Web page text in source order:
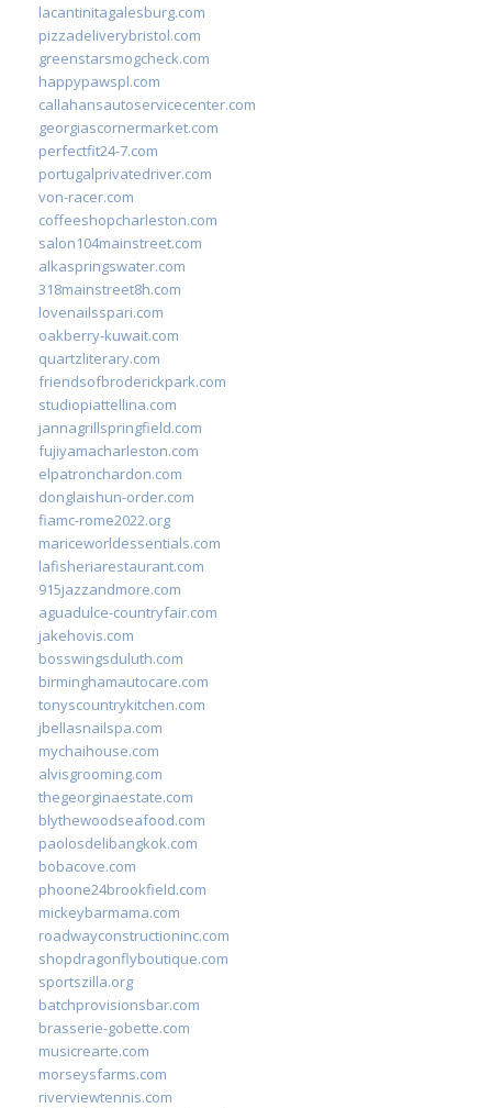
lacantinitagalesburg.com
pizzadeliverybristol.com
greenstarsmogcheck.com
happypawspl.com
callahansautoservicecenter.com
georgiascornermarket.com
perfectfit24-7.com
portugalprivatedriver.com
von-racer.com
coffeeshopcharleston.com
salon104mainstreet.com
alkaspringswater.com
318mainstreet8h.com
lovenailsspari.com
oakberry-kuwait.com
quartzliterary.com
friendsofbroderickpark.com
studiopiattellina.com
jannagrillspringfield.com
fujiyamacharleston.com
elpatronchardon.com
donglaishun-order.com
fiamc-rome2022.org
mariceworldessentials.com
lafisheriarestaurant.com
915jazzandmore.com
aguadulce-countryfair.com
jakehovis.com
bosswingsduluth.com
birminghamautocare.com
tonyscountrykitchen.com
jbellasnailspa.com
mychaihouse.com
alvisgrooming.com
thegeorginaestate.com
blythewoodseafood.com
paolosdelibangkok.com
bobacove.com
phoone24brookfield.com
mickeybarmama.com
roadwayconstructioninc.com
shopdragonflyboutique.com
sportszilla.org
batchprovisionsbar.com
brasserie-gobette.com
musicrearte.com
morseysfarms.com
riverviewtennis.com